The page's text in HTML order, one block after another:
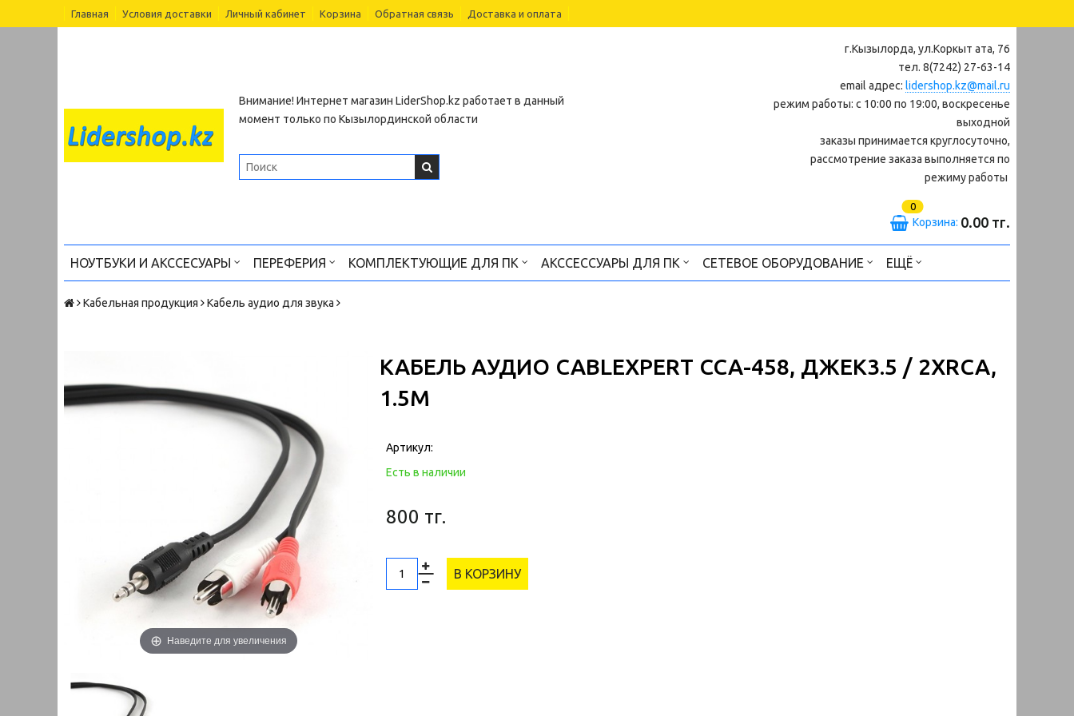
Главная Условия доставки Личный кабинет Корзина Обратная связь Доставка и оплата
Внимание! Интернет магазин LiderShop.kz работает в данный
момент только по Кызылординской области
г.Кызылорда, ул.Коркыт ата, 76
тел. 8(7242) 27-63-14
email адрес: lidershop.kz@mail.ru
режим работы: с 10:00 по 19:00, воскресенье
выходной
заказы принимается круглосуточно,
рассмотрение заказа выполняется по
режиму работы
0
Корзина: 0.00 тг.
НОУТБУКИ И АКССЕСУАРЫ ПЕРЕФЕРИЯ КОМПЛЕКТУЮЩИЕ ДЛЯ ПК АКССЕССУАРЫ ДЛЯ ПК СЕТЕВОЕ ОБОРУДОВАНИЕ ЕЩЁ
Кабельная продукция Кабель аудио для звука
КАБЕЛЬ АУДИО CABLEXPERT CCA-458, ДЖЕК3.5 / 2XRCA,
1.5М
Наведите для увеличения
Артикул:
Есть в наличии
800 тг.
В КОРЗИНУ